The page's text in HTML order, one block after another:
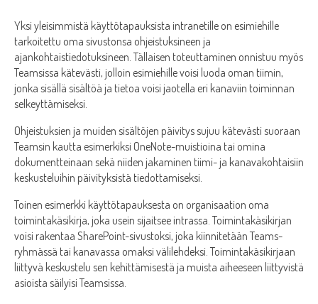
Yksi yleisimmistä käyttötapauksista intranetille on esimiehille
tarkoitettu oma sivustonsa ohjeistuksineen ja
ajankohtaistiedotuksineen. Tällaisen toteuttaminen onnistuu myös
Teamsissa kätevästi, jolloin esimiehille voisi luoda oman tiimin,
jonka sisällä sisältöä ja tietoa voisi jaotella eri kanaviin toiminnan
selkeyttämiseksi.
Ohjeistuksien ja muiden sisältöjen päivitys sujuu kätevästi suoraan
Teamsin kautta esimerkiksi OneNote-muistioina tai omina
dokumentteinaan sekä niiden jakaminen tiimi- ja kanavakohtaisiin
keskusteluihin päivityksistä tiedottamiseksi.
Toinen esimerkki käyttötapauksesta on organisaation oma
toimintakäsikirja, joka usein sijaitsee intrassa. Toimintakäsikirjan
voisi rakentaa SharePoint-sivustoksi, joka kiinnitetään Teams-
ryhmässä tai kanavassa omaksi välilehdeksi. Toimintakäsikirjaan
liittyvä keskustelu sen kehittämisestä ja muista aiheeseen liittyvistä
asioista säilyisi Teamsissa.